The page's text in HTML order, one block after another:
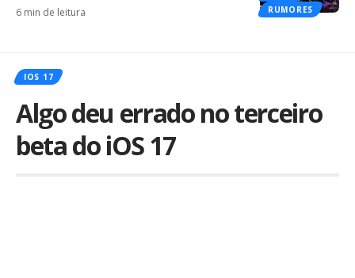
RUMORES
6 min de leitura
IOS 17
Algo deu errado no terceiro
beta do iOS 17